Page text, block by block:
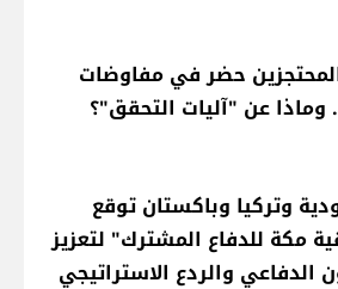
حضر في مفاوضات
وماذا عن "آليات التحقق"؟
وتركيا وباكستان توقع
مكة للدفاع المشترك" لتعزيز
الدفاعي والردع الاستراتيجي